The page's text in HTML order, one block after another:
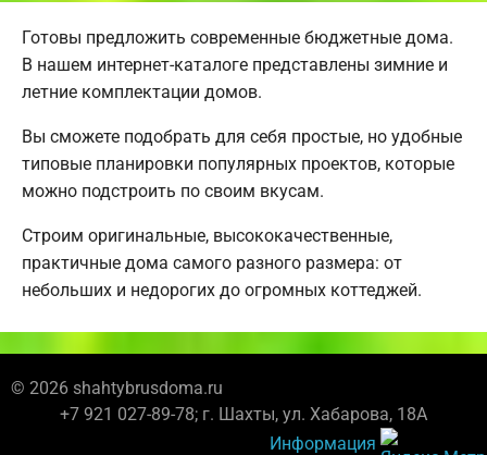
Готовы предложить современные бюджетные дома.
В нашем интернет-каталоге представлены зимние и
летние комплектации домов.
Вы сможете подобрать для себя простые, но удобные
типовые планировки популярных проектов, которые
можно подстроить по своим вкусам.
Строим оригинальные, высококачественные,
практичные дома самого разного размера: от
небольших и недорогих до огромных коттеджей.
© 2026 shahtybrusdoma.ru
+7 921 027-89-78; г. Шахты, ул. Хабарова, 18А
Информация